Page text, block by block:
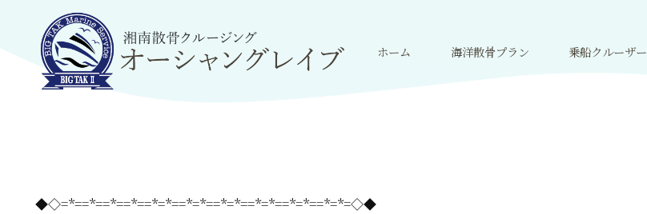
ホーム 海洋散骨プラン 乗船クルーザー
◆◇=*==*==*==*==*=*==*=*==*=*==*=*==*=*==*=*=◇◆